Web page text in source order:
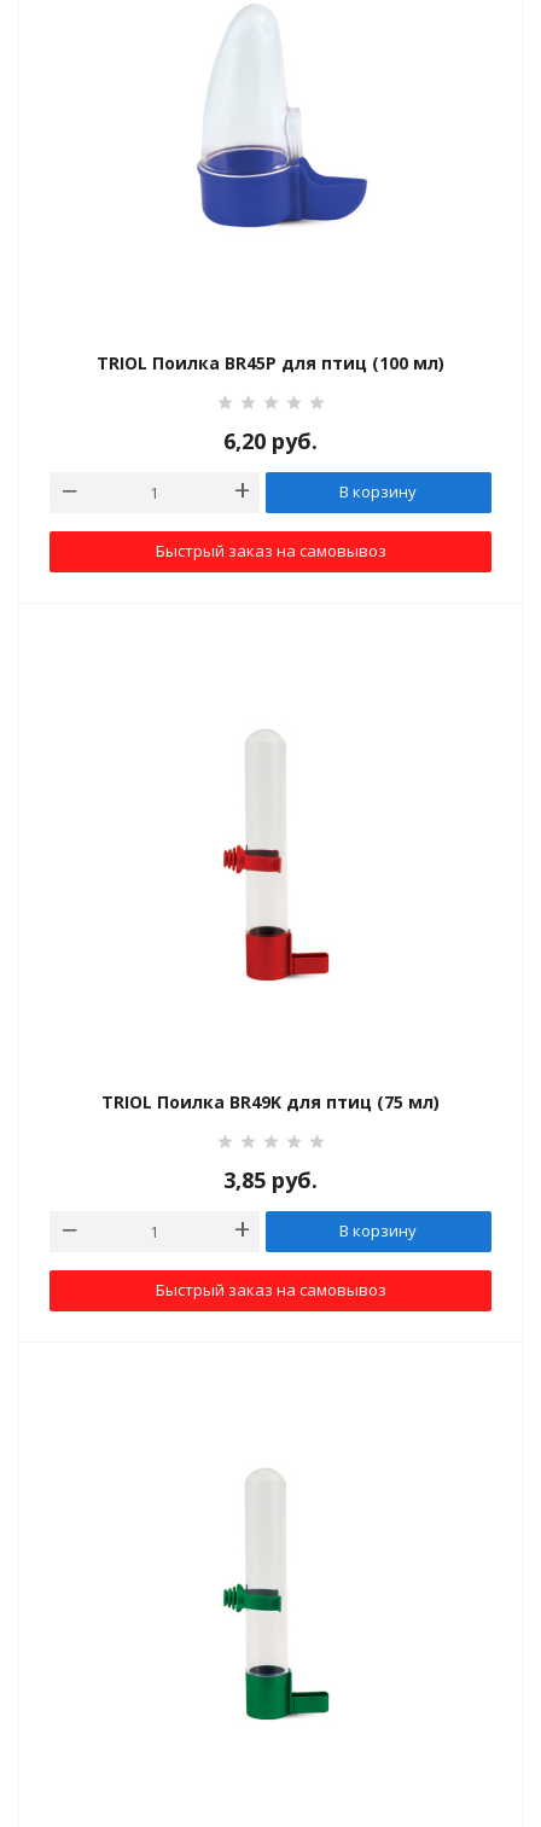
TRIOL Поилка BR45P для птиц (100 мл)
6,20 руб.
В корзину
Быстрый заказ на самовывоз
TRIOL Поилка BR49K для птиц (75 мл)
3,85 руб.
В корзину
Быстрый заказ на самовывоз